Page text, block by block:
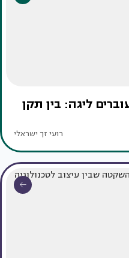
ליגה: בין תקן
רועי זך ישראלי